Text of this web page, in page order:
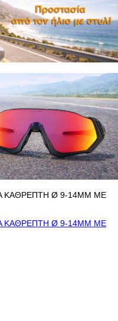
ΚΑΘΡΕΠΤΗ Ø 9-14MM ΜΕ
ΚΑΘΡΕΠΤΗ Ø 9-14MM ΜΕ